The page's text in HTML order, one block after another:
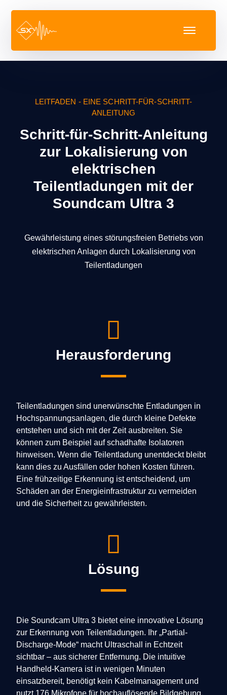
LEITFADEN - EINE SCHRITT-FÜR-SCHRITT-
ANLEITUNG
Schritt-für-Schritt-Anleitung
zur Lokalisierung von
elektrischen
Teilentladungen mit der
Soundcam Ultra 3
Gewährleistung eines störungsfreien Betriebs von
elektrischen Anlagen durch Lokalisierung von
Teilentladungen
Herausforderung
Teilentladungen sind unerwünschte Entladungen in
Hochspannungsanlagen, die durch kleine Defekte
entstehen und sich mit der Zeit ausbreiten. Sie
können zum Beispiel auf schadhafte Isolatoren
hinweisen. Wenn die Teilentladung unentdeckt bleibt
kann dies zu Ausfällen oder hohen Kosten führen.
Eine frühzeitige Erkennung ist entscheidend, um
Schäden an der Energieinfrastruktur zu vermeiden
und die Sicherheit zu gewährleisten.
Lösung
Die Soundcam Ultra 3 bietet eine innovative Lösung
zur Erkennung von Teilentladungen. Ihr „Partial-
Discharge-Mode“ macht Ultraschall in Echtzeit
sichtbar – aus sicherer Entfernung. Die intuitive
Handheld-Kamera ist in wenigen Minuten
einsatzbereit, benötigt kein Kabelmanagement und
nutzt 176 Mikrofone für hochauflösende Bildgebung.